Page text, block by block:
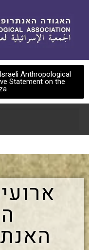
Anthropological
Statement on the